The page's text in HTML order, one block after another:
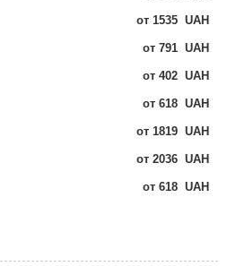
от 1535 UAH
от 791 UAH
от 402 UAH
от 618 UAH
от 1819 UAH
от 2036 UAH
от 618 UAH